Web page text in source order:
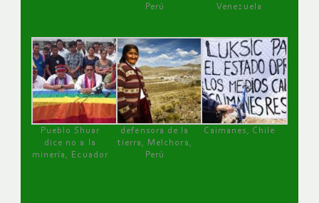
Perú
Venezuela
Pueblo Shuar
dice no a la
minería, Ecuador
defensora de la
tierra, Melchora,
Perú
Caimanes, Chile